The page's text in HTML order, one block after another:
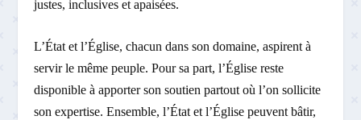
justes, inclusives et apaisées.
L’État et l’Église, chacun dans son domaine, aspirent à
servir le même peuple. Pour sa part, l’Église reste
disponible à apporter son soutien partout où l’on sollicite
son expertise. Ensemble, l’État et l’Église peuvent bâtir,